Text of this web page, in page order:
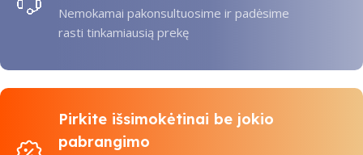
Nemokamai pakonsultuosime ir padėsime
rasti tinkamiausią prekę
Pirkite išsimokėtinai be jokio
pabrangimo